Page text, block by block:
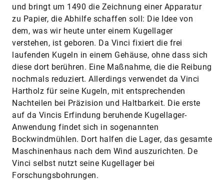
und bringt um 1490 die Zeichnung einer Apparatur
zu Papier, die Abhilfe schaffen soll: Die Idee von
dem, was wir heute unter einem Kugellager
verstehen, ist geboren. Da Vinci fixiert die frei
laufenden Kugeln in einem Gehäuse, ohne dass sich
diese dort berühren. Eine Maßnahme, die die Reibung
nochmals reduziert. Allerdings verwendet da Vinci
Hartholz für seine Kugeln, mit entsprechenden
Nachteilen bei Präzision und Haltbarkeit. Die erste
auf da Vincis Erfindung beruhende Kugellager-
Anwendung findet sich in sogenannten
Bockwindmühlen. Dort halfen die Lager, das gesamte
Maschinenhaus nach dem Wind auszurichten. De
Vinci selbst nutzt seine Kugellager bei
Forschungsbohrungen.